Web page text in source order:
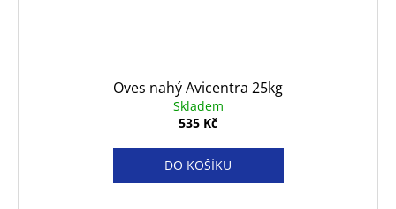
Oves nahý Avicentra 25kg
Skladem
535 Kč
DO KOŠÍKU